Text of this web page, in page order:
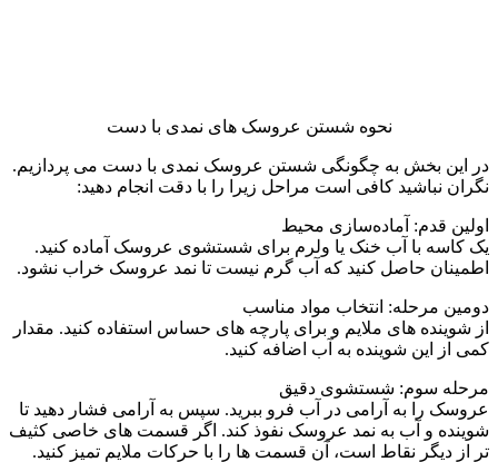
نحوه شستن عروسک های نمدی با دست
در این بخش به چگونگی شستن عروسک نمدی با دست می پردازیم.
نگران نباشید کافی است مراحل زیرا را با دقت انجام دهید:
اولین قدم: آماده‌سازی محیط
یک کاسه با آب خنک یا ولرم برای شستشوی عروسک آماده کنید.
اطمینان حاصل کنید که آب گرم نیست تا نمد عروسک خراب نشود.
دومین مرحله: انتخاب مواد مناسب
از شوینده‌ های ملایم و برای پارچه‌ های حساس استفاده کنید. مقدار
کمی از این شوینده به آب اضافه کنید.
مرحله سوم: شستشوی دقیق
عروسک را به آرامی در آب فرو ببرید. سپس به آرامی فشار دهید تا
شوینده و آب به نمد عروسک نفوذ کند. اگر قسمت‌ های خاصی کثیف‌
تر از دیگر نقاط است، آن قسمت‌ ها را با حرکات ملایم تمیز کنید.